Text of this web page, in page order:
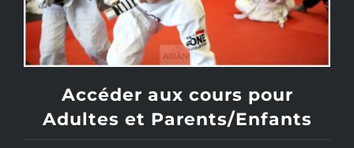
Accéder aux cours pour
Adultes et Parents/Enfants